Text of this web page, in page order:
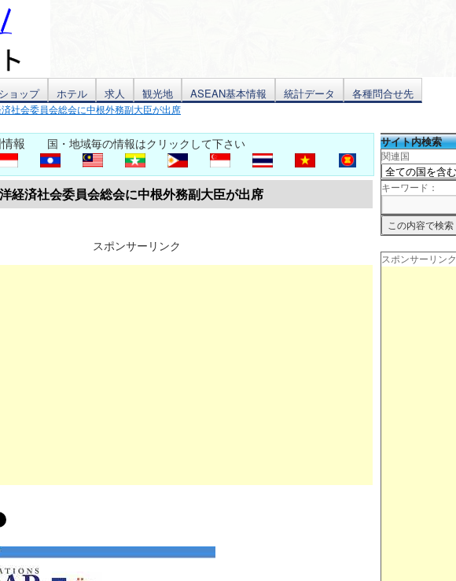
ショップ ホテル 求人 観光地 ASEAN基本情報 統計データ 各種問合せ先
社会委員会総会に中根外務副大臣が出席
報 国・地域毎の情報はクリックして下さい
経済社会委員会総会に中根外務副大臣が出席
スポンサーリンク
サイト内検索
関連国
キーワード：
スポンサーリンク